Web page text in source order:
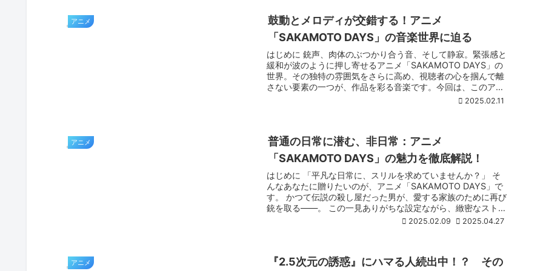
アニメ
鼓動とメロディが交錯する！アニメ
「SAKAMOTO DAYS」の音楽世界に迫る
はじめに 銃声、肉体のぶつかり合う音、そして静寂。緊張感と
緩和が波のように押し寄せるアニメ「SAKAMOTO DAYS」の
世界。その独特の雰囲気をさらに高め、視聴者の心を掴んで離
さない要素の一つが、作品を彩る音楽です。今回は、このア
2025.02.11
アニメ
普通の日常に潜む、非日常：アニメ
「SAKAMOTO DAYS」の魅力を徹底解説！
はじめに 「平凡な日常に、スリルを求めていませんか？」 そ
んなあなたに贈りたいのが、アニメ「SAKAMOTO DAYS」で
す。 かつて伝説の殺し屋だった男が、愛する家族のために再び
銃を取る——。 この一見ありがちな設定ながら、緻密なストー
2025.02.09 2025.04.27
アニメ 『2.5次元の誘惑』にハマる人続出中！？ その